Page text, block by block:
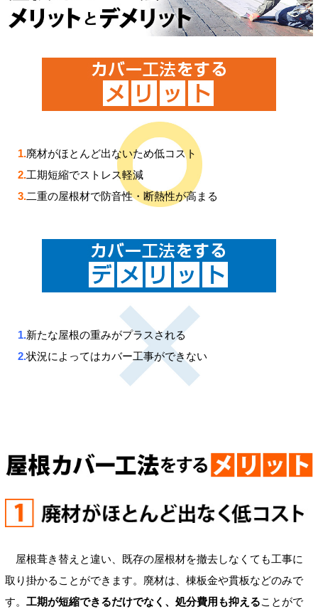
1.廃材がほとんど出ないため低コスト
2.工期短縮でストレス軽減
3.二重の屋根材で防音性・断熱性が高まる
1.新たな屋根の重みがプラスされる
2.状況によってはカバー工事ができない
屋根葺き替えと違い、既存の屋根材を撤去しなくても工事に
取り掛かることができます。廃材は、棟板金や貫板などのみで
す。 工期が短縮できるだけでなく、処分費用も抑えることがで